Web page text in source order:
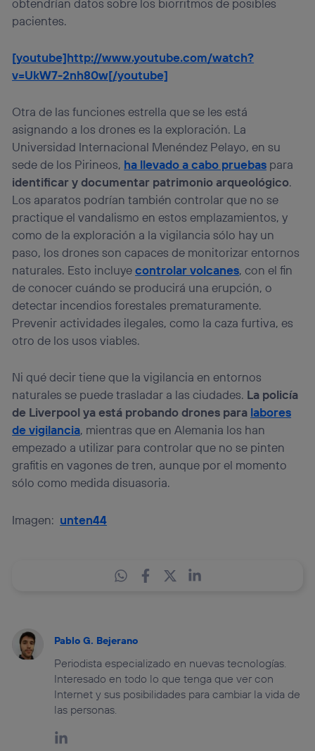
obtendrían datos sobre los biorritmos de posibles
pacientes.
[youtube]http://www.youtube.com/watch?
v=UkW7-2nh80w[/youtube]
Otra de las funciones estrella que se les está
asignando a los drones es la exploración. La
Universidad Internacional Menéndez Pelayo, en su
sede de los Pirineos, ha llevado a cabo pruebas para
identificar y documentar patrimonio arqueológico.
Los aparatos podrían también controlar que no se
practique el vandalismo en estos emplazamientos, y
como de la exploración a la vigilancia sólo hay un
paso, los drones son capaces de monitorizar entornos
naturales. Esto incluyecontrolar volcanes, con el fin
de conocer cuándo se producirá una erupción, o
detectar incendios forestales prematuramente.
Prevenir actividades ilegales, como la caza furtiva, es
otro de los usos viables.
Ni qué decir tiene que la vigilancia en entornos
naturales se puede trasladar a las ciudades. La policía
de Liverpool ya está probando drones para labores
de vigilancia, mientras que en Alemania los han
empezado a utilizar para controlar que no se pinten
grafitis en vagones de tren, aunque por el momento
sólo como medida disuasoria.
Imagen: unten44
Pablo G. Bejerano
Periodista especializado en nuevas tecnologías.
Interesado en todo lo que tenga que ver con
Internet y sus posibilidades para cambiar la vida de
las personas.